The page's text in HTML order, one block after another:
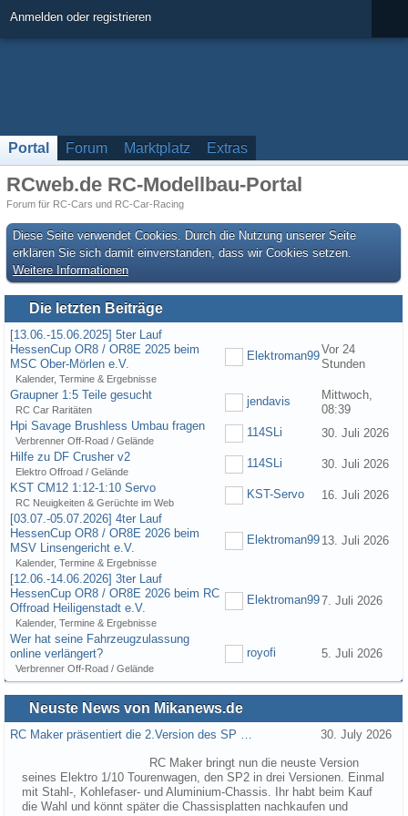
Anmelden oder registrieren
Portal Forum Marktplatz Extras
RCweb.de RC-Modellbau-Portal
Forum für RC-Cars und RC-Car-Racing
Diese Seite verwendet Cookies. Durch die Nutzung unserer Seite
erklären Sie sich damit einverstanden, dass wir Cookies setzen.
Weitere Informationen
Die letzten Beiträge
[13.06.-15.06.2025] 5ter Lauf
HessenCup OR8 / OR8E 2025 beim
MSC Ober-Mörlen e.V.
Kalender, Termine & Ergebnisse
Elektroman99Vor 24
Stunden
Graupner 1:5 Teile gesucht
RC Car Raritäten
jendavis
Mittwoch,
08:39
Hpi Savage Brushless Umbau fragen
Verbrenner Off-Road / Gelände
114SLi
30. Juli 2026
Hilfe zu DF Crusher v2
Elektro Offroad / Gelände
114SLi
30. Juli 2026
KST CM12 1:12-1:10 Servo
RC Neuigkeiten & Gerüchte im Web
KST-Servo
16. Juli 2026
[03.07.-05.07.2026] 4ter Lauf
HessenCup OR8 / OR8E 2026 beim
MSV Linsengericht e.V.
Kalender, Termine & Ergebnisse
Elektroman99 13. Juli 2026
[12.06.-14.06.2026] 3ter Lauf
HessenCup OR8 / OR8E 2026 beim RC
Offroad Heiligenstadt e.V.
Kalender, Termine & Ergebnisse
Elektroman997. Juli 2026
Wer hat seine Fahrzeugzulassung
online verlängert?
Verbrenner Off-Road / Gelände
royofi 5. Juli 2026
Neuste News von Mikanews.de
RC Maker präsentiert die 2.Version des SP … 30. July 2026
RC Maker bringt nun die neuste Version
seines Elektro 1/10 Tourenwagen, den SP2 in drei Versionen. Einmal
mit Stahl-, Kohlefaser- und Aluminium-Chassis. Ihr habt beim Kauf
die Wahl und könnt später die Chassisplatten nachkaufen und